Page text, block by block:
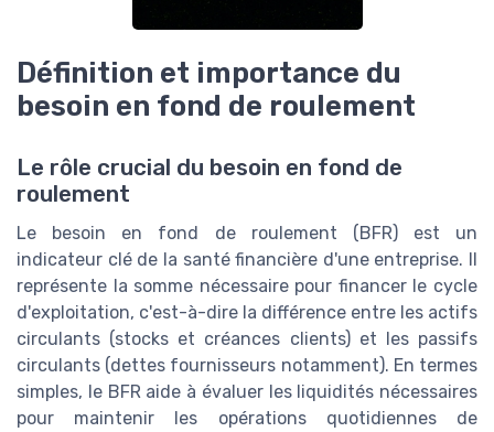
Définition et importance du
besoin en fond de roulement
Le rôle crucial du besoin en fond de
roulement
Le besoin en fond de roulement (BFR) est un
indicateur clé de la santé financière d'une entreprise. Il
représente la somme nécessaire pour financer le cycle
d'exploitation, c'est-à-dire la différence entre les actifs
circulants (stocks et créances clients) et les passifs
circulants (dettes fournisseurs notamment). En termes
simples, le BFR aide à évaluer les liquidités nécessaires
pour maintenir les opérations quotidiennes de